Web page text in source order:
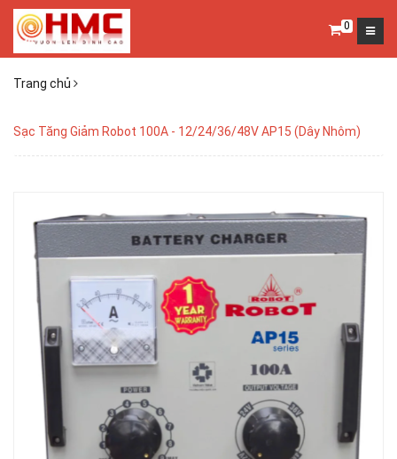
0
Trang chủ
Sạc Tăng Giảm Robot 100A - 12/24/36/48V AP15 (Dây Nhôm)